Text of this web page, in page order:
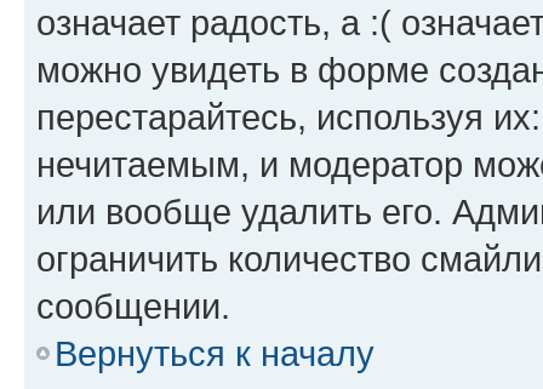
означает радость, а :(
можно увидеть в форме
перестарайтесь, используя
нечитаемым, и модератор
или вообще удалить его.
ограничить количество
сообщении.
Вернуться к началу